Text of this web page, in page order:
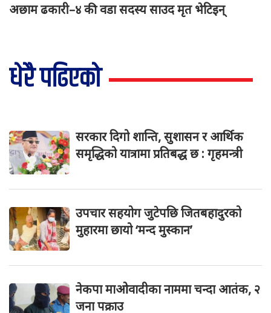
अछाम ढकारी–४ की वडा सदस्य साउद मृत भेटिइन्
धेरै पढिएको
सरकार दिगो शान्ति, सुशासन र आर्थिक
समृद्धिको यात्रामा प्रतिबद्ध छ : गृहमन्त्री
उपचार सहयोग जुटेपछि जितबहादुरको
मुहारमा छायो ‘मन्द मुस्कान’
नेकपा माओवादीका नाममा चन्दा आतंक, २
जना पक्राउ